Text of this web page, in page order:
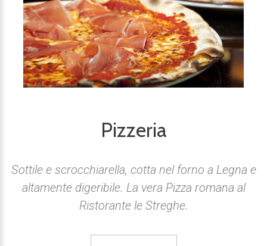
Pizzeria
Sottile e scrocchiarella, cotta nel forno a Legna e
altamente digeribile. La vera Pizza romana al
Ristorante le Streghe.